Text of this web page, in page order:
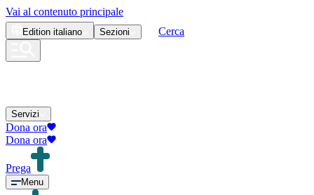
Vai al contenuto principale
Edition italiano Sezioni Cerca
Servizi
Dona ora
Dona ora
Prega
Menu